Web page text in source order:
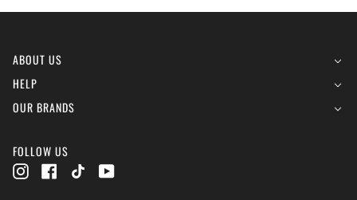
ABOUT US
HELP
OUR BRANDS
FOLLOW US
InstagramFacebookTikTokYouTube